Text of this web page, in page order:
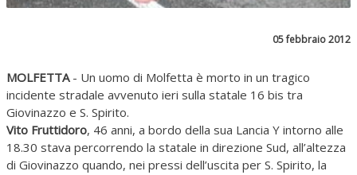
05 febbraio 2012
MOLFETTA- Un uomo di Molfetta è morto in un tragico
incidente stradale avvenuto ieri sulla statale 16 bis tra
Giovinazzo e S. Spirito.
Vito Fruttidoro, 46 anni, a bordo della sua Lancia Y intorno alle
18.30 stava percorrendo la statale in direzione Sud, all’altezza
di Giovinazzo quando, nei pressi dell’uscita per S. Spirito, la